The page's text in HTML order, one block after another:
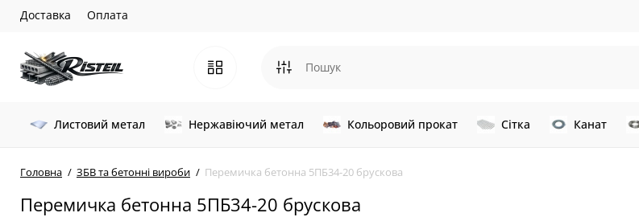
Доставка Оплата
Листовий метал Нержавіючий метал Кольоровий прокат Сітка Канат
Головна ЗБВ та бетонні вироби Перемичка бетонна 5ПБ34-20 брускова
Перемичка бетонна 5ПБ34-20 брускова